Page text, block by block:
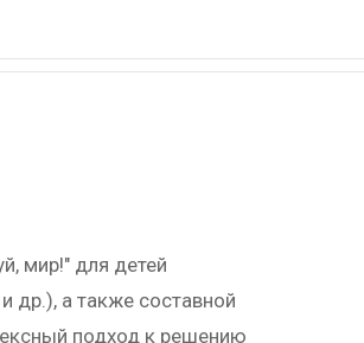
мир!" для детей
др.), а также составной
подход к решению